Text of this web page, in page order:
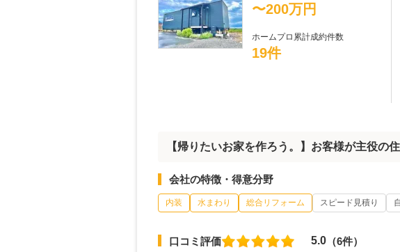
〜200万円
ホームプロ累計成約件数
19件
【帰りたいお家を作ろう。】お客様が主役の
会社の特徴・得意分野
内装 水まわり 総合リフォーム スピード見積り
口コミ評価 5.0 （6件）